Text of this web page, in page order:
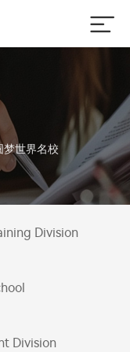

梦世界名校
Division
Division